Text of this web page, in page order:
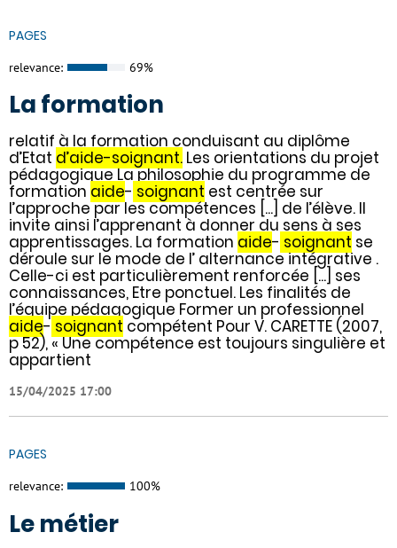
PAGES
relevance: 69%
La formation
relatif à la formation conduisant au diplôme
d’Etat d’aide-soignant. Les orientations du projet
pédagogique La philosophie du programme de
formation aide- soignant est centrée sur
l’approche par les compétences [...] de l’élève. Il
invite ainsi l’apprenant à donner du sens à ses
apprentissages. La formation aide- soignant se
déroule sur le mode de l’ alternance intégrative .
Celle-ci est particulièrement renforcée [...] ses
connaissances, Etre ponctuel. Les finalités de
l’équipe pédagogique Former un professionnel
aide- soignant compétent Pour V. CARETTE (2007,
p 52), « Une compétence est toujours singulière et
appartient
15/04/2025 17:00
PAGES
relevance: 100%
Le métier